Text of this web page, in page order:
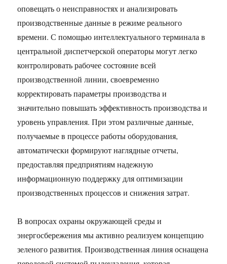
оповещать о неисправностях и анализировать
производственные данные в режиме реального
времени. С помощью интеллектуального терминала в
центральной диспетчерской операторы могут легко
контролировать рабочее состояние всей
производственной линии, своевременно
корректировать параметры производства и
значительно повышать эффективность производства и
уровень управления. При этом различные данные,
получаемые в процессе работы оборудования,
автоматически формируют наглядные отчеты,
предоставляя предприятиям надежную
информационную поддержку для оптимизации
производственных процессов и снижения затрат.
В вопросах охраны окружающей среды и
энергосбережения мы активно реализуем концепцию
зеленого развития. Производственная линия оснащена